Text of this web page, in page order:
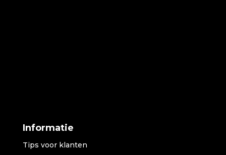
Informatie
Tips voor klanten